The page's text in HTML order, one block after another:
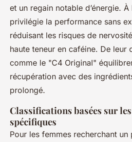
et un regain notable d’énergie.
privilégie la performance sans
réduisant les risques de
haute teneur en caféine. De leur
comme le "C4 Original"
récupération avec des
prolongé.
Classifications basées sur
spécifiques
Pour les femmes recherchant